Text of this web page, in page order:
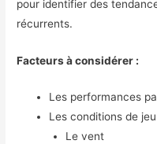
pour identifier des
récurrents.
Facteurs à considérer :
Les performances
Les conditions de
Le vent